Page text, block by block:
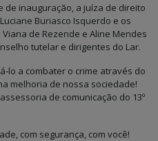
de inauguração, a juíza de direito
Buriasco Isquerdo e os
de Rezende e Aline Mendes
tutelar e dirigentes do Lar.
lo a combater o crime através do
melhoria de nossa sociedade!
de comunicação do 13º
com segurança, com você!